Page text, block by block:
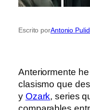
Escrito porAntonio
Anteriormente
clasismo que
y Ozark, series